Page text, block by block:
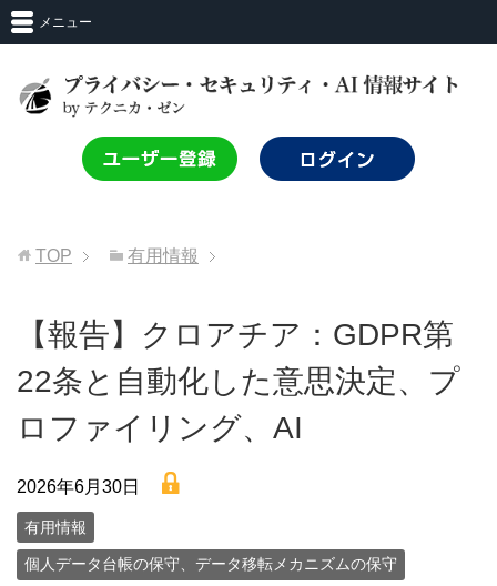
メニュー
TOP 有用情報
【報告】クロアチア：GDPR第
22条と自動化した意思決定、プ
ロファイリング、AI
2026年6月30日 lock
有用情報
個人データ台帳の保守、データ移転メカニズムの保守